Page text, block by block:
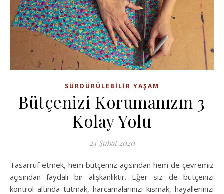
SÜRDÜRÜLEBILIR YAŞAM
Bütçenizi Korumanızın 3
Kolay Yolu
24 Şubat 2020
Tasarruf etmek, hem bütçemiz açısından hem de çevremiz
açısından faydalı bir alışkanlıktır. Eğer siz de bütçenizi
kontrol altında tutmak, harcamalarınızı kısmak, hayallerinizi